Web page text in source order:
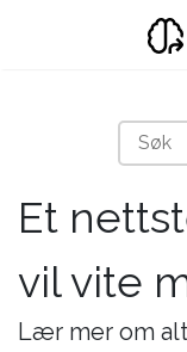
Et
vil vite
Lær mer om